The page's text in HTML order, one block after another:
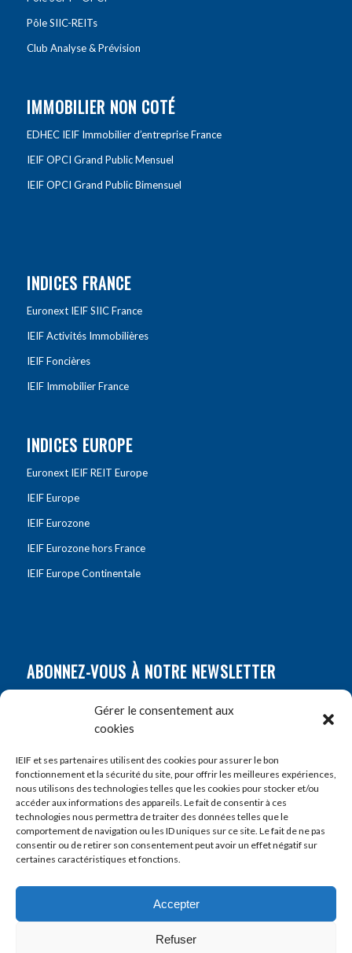
Gérer le consentement aux
cookies
IEIF et ses partenaires utilisent des cookies pour assurer le bon
fonctionnement et la sécurité du site, pour offrir les meilleures expériences,
nous utilisons des technologies telles que les cookies pour stocker et/ou
accéder aux informations des appareils. Le fait de consentir à ces
technologies nous permettra de traiter des données telles que le
comportement de navigation ou les ID uniques sur ce site. Le fait de ne pas
consentir ou de retirer son consentement peut avoir un effet négatif sur
certaines caractéristiques et fonctions.
Accepter
Refuser
Pôle SIIC-REITs
Club Analyse & Prévision
IMMOBILIER NON COTÉ
EDHEC IEIF Immobilier d’entreprise France
IEIF OPCI Grand Public Mensuel
IEIF OPCI Grand Public Bimensuel
INDICES FRANCE
Euronext IEIF SIIC France
IEIF Activités Immobilières
IEIF Foncières
IEIF Immobilier France
INDICES EUROPE
Euronext IEIF REIT Europe
IEIF Europe
IEIF Eurozone
IEIF Eurozone hors France
IEIF Europe Continentale
ABONNEZ-VOUS À NOTRE NEWSLETTER
Prénom*
E-mail*